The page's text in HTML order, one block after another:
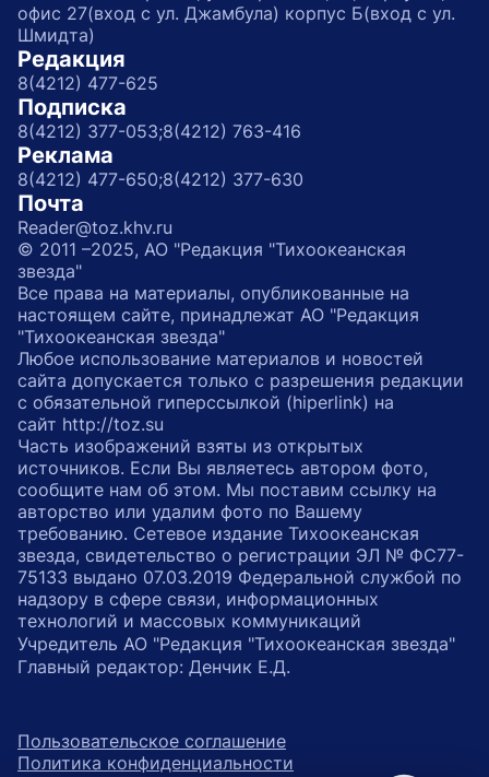
офис 27(вход с ул. Джамбула) корпус Б(вход с ул.
Шмидта)
Редакция
8(4212) 477-625
Подписка
8(4212) 377-053;8(4212) 763-416
Реклама
8(4212) 477-650;8(4212) 377-630
Почта
Reader@toz.khv.ru
© 2011 –2025, АО "Редакция "Тихоокеанская
звезда"
Все права на материалы, опубликованные на
настоящем сайте, принадлежат АО "Редакция
"Тихоокеанская звезда"
Любое использование материалов и новостей
сайта допускается только с разрешения редакции
с обязательной гиперссылкой (hiperlink) на
сайт http://toz.su
Часть изображений взяты из открытых
источников. Если Вы являетесь автором фото,
сообщите нам об этом. Мы поставим ссылку на
авторство или удалим фото по Вашему
требованию. Сетевое издание Тихоокеанская
звезда, свидетельство о регистрации ЭЛ № ФС77-
75133 выдано 07.03.2019 Федеральной службой по
надзору в сфере связи, информационных
технологий и массовых коммуникаций
Учредитель АО "Редакция "Тихоокеанская звезда"
Главный редактор: Денчик Е.Д.
Пользовательское соглашение
Политика конфиденциальности